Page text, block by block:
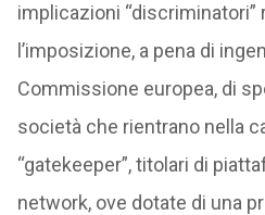
implicazioni
l’imposizione, a pena di
Commissione europea, di
società che rientrano nella
“gatekeeper”, titolari di
network, ove dotate di una